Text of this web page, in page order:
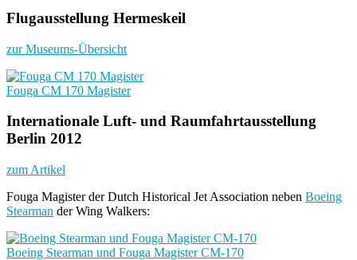
Flugausstellung Hermeskeil
zur Museums-Übersicht
Fouga CM 170 Magister
Internationale Luft- und Raumfahrtausstellung
Berlin 2012
zum Artikel
Fouga Magister der Dutch Historical Jet Association neben Boeing
Stearman der Wing Walkers:
Boeing Stearman und Fouga Magister CM-170